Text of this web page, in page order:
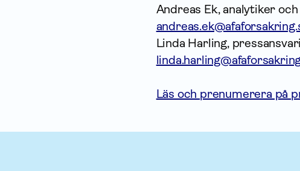
Andreas Ek, analytiker
Linda Harling,
Läs och prenumerera på